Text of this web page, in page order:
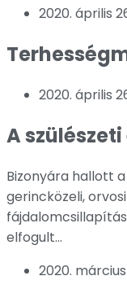
2020. április
2020. április
A
Bizonyára hallott
gerincközeli,
elfogult...
2020.